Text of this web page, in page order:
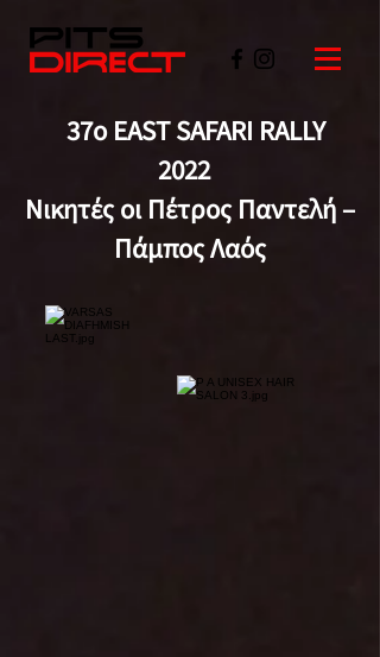
37ο EAST SAFARI RALLY
2022
Νικητές οι Πέτρος Παντελή –
Πάμπος Λαός